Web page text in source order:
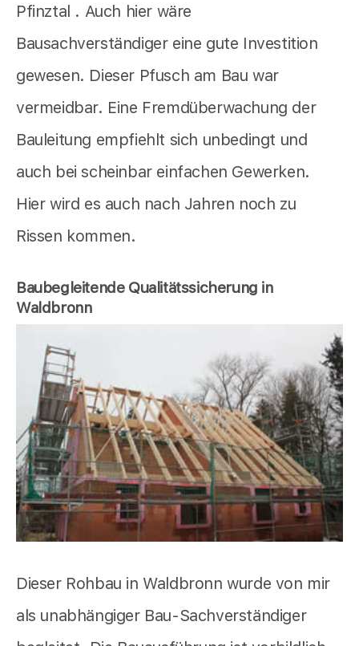
Pfinztal . Auch hier wäre
Bausachverständiger eine gute Investition
gewesen. Dieser Pfusch am Bau war
vermeidbar. Eine Fremdüberwachung der
Bauleitung empfiehlt sich unbedingt und
auch bei scheinbar einfachen Gewerken.
Hier wird es auch nach Jahren noch zu
Rissen kommen.
Baubegleitende Qualitätssicherung in
Waldbronn
Dieser Rohbau in Waldbronn wurde von mir
als unabhängiger Bau-Sachverständiger